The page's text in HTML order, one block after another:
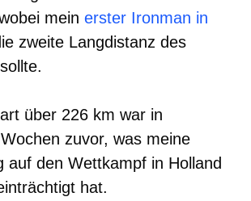
mein erster Ironman in
zweite Langdistanz des
über 226 km war in
zuvor, was meine
auf den Wettkampf in Holland
hat.